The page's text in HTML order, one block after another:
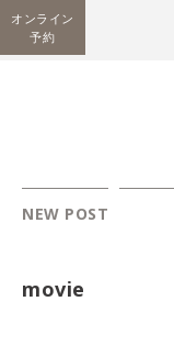
オンライン
予約
NEW POST
movie